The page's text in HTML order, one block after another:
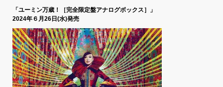
「ユーミン万歳！［完全限定盤アナログボックス］」
2024年６月26日(水)発売